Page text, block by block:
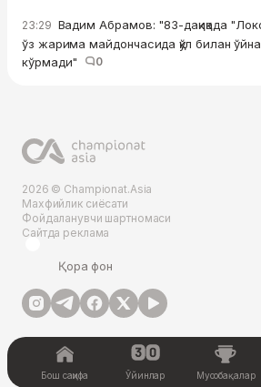
23:29 Вадим Абрамов: "83-дақиқада
ўз жарима майдончасида қўл билан
кўрмади"
0
2026 © Championat.Asia
Махфийлик сиёсати
Фойдаланувчи шартномаси
Сайтда реклама
Қора фон
Бош саҳифа Ўйинлар Мусобақалар